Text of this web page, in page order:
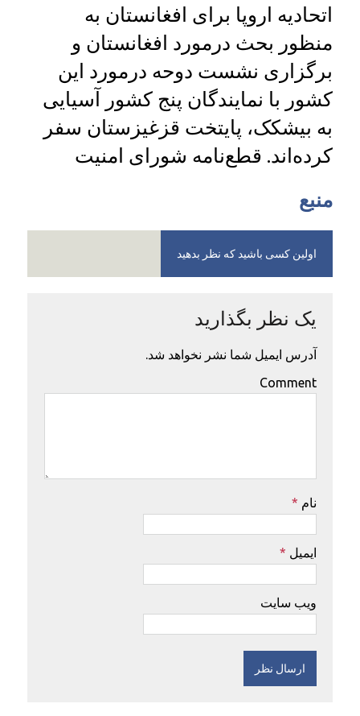
اتحادیه اروپا برای افغانستان به
منظور بحث درمورد افغانستان و
برگزاری نشست دوحه درمورد این
کشور با نمایندگان پنج کشور آسیایی
به بیشکک، پایتخت قزغیزستان سفر
کرده‌اند. قطع‌نامه شورای امنیت
منبع
اولین کسی باشید که نظر بدهید
یک نظر بگذارید
آدرس ایمیل شما نشر نخواهد شد.
Comment
نام *
ایمیل *
ویب سایت